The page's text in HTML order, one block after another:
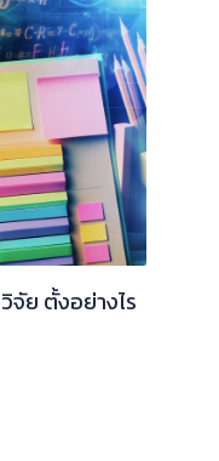
จัย ตั้งอย่างไร